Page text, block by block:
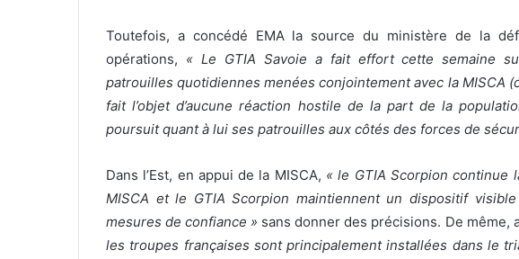
Toutefois, a concédé EMA la source du ministère de la
opérations, « Le GTIA Savoie a fait effort cette semaine
patrouilles quotidiennes menées conjointement avec la MISCA
fait l’objet d’aucune réaction hostile de la part de la
poursuit quant à lui ses patrouilles aux côtés des forces de
Dans l’Est, en appui de la MISCA, « le GTIA Scorpion continue
MISCA et le GTIA Scorpion maintiennent un dispositif
mesures de confiance » sans donner des précisions. De même,
les troupes françaises sont principalement installées dans le